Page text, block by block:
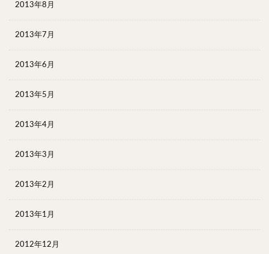
2013年8月
2013年7月
2013年6月
2013年5月
2013年4月
2013年3月
2013年2月
2013年1月
2012年12月